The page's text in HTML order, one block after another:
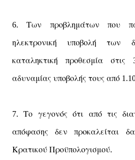
6.Των προβλημάτων που π
ηλεκτρονική
υποβολή των
καταληκτική προθεσμία στις
αδυναμίας υποβολής τους από
7.Το γεγονός ότι από τις
απόφασης δεν προκαλείται δα
Κρατικού Προϋπολογισμού.